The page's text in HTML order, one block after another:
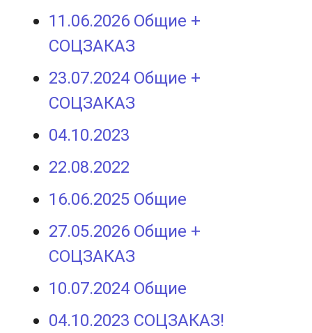
11.06.2026 Общие +
СОЦЗАКАЗ
23.07.2024 Общие +
СОЦЗАКАЗ
04.10.2023
22.08.2022
16.06.2025 Общие
27.05.2026 Общие +
СОЦЗАКАЗ
10.07.2024 Общие
04.10.2023 СОЦЗАКАЗ!